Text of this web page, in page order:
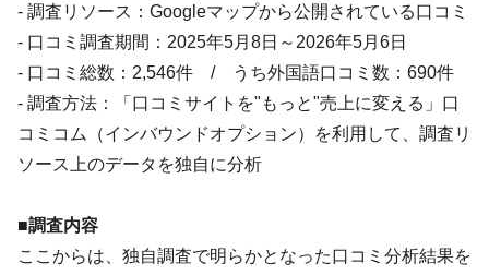
- 調査リソース：Googleマップから公開されている口コミ
- 口コミ調査期間：2025年5月8日～2026年5月6日
- 口コミ総数：2,546件 / うち外国語口コミ数：690件
- 調査方法：「口コミサイトを"もっと"売上に変える」口
コミコム（インバウンドオプション）を利用して、調査リ
ソース上のデータを独自に分析
■調査内容
ここからは、独自調査で明らかとなった口コミ分析結果を